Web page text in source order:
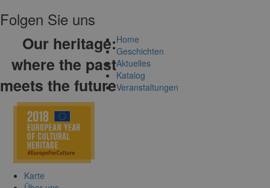
Folgen Sie uns
Our heritage:
where the past
meets the future
Home
Geschichten
Aktuelles
Katalog
Veranstaltungen
Karte